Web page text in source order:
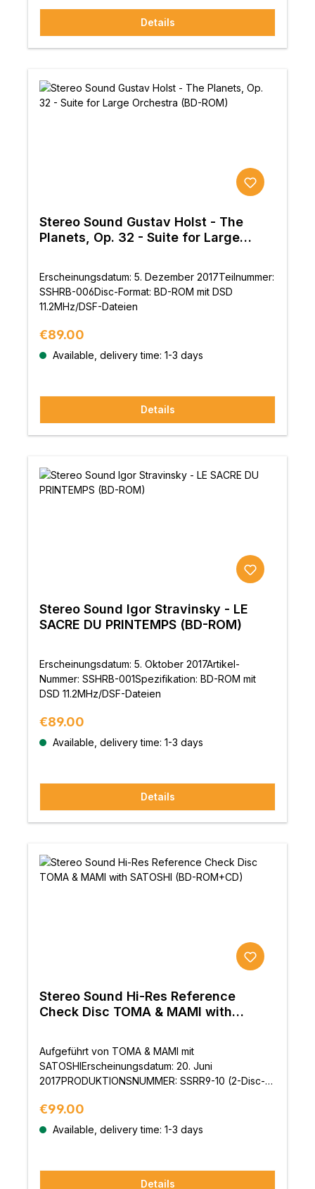
Details
Stereo Sound Gustav Holst - The
Planets, Op. 32 - Suite for Large
Erscheinungsdatum: 5. Dezember 2017Teilnummer:
SSHRB-006Disc-Format: BD-ROM mit DSD
11.2MHz/DSF-Dateien
Regular price:
€89.00
Available, delivery time: 1-3 days
Details
Stereo Sound Igor Stravinsky - LE
SACRE DU PRINTEMPS (BD-ROM)
Erscheinungsdatum: 5. Oktober 2017Artikel-
Nummer: SSHRB-001Spezifikation: BD-ROM mit
DSD 11.2MHz/DSF-Dateien
Regular price:
€89.00
Available, delivery time: 1-3 days
Details
Stereo Sound Hi-Res Reference
Check Disc TOMA & MAMI with
Aufgeführt von TOMA & MAMI mit
SATOSHIErscheinungsdatum: 20. Juni
2017PRODUKTIONSNUMMER: SSRR9-10 (2-Disc-
Regular price:
€99.00
Available, delivery time: 1-3 days
Details